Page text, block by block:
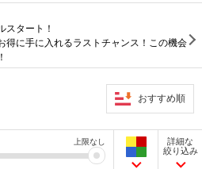
スタート！
得に手に入れるラストチャンス！この機会
おすすめ順
上限なし
詳細な
絞り込み